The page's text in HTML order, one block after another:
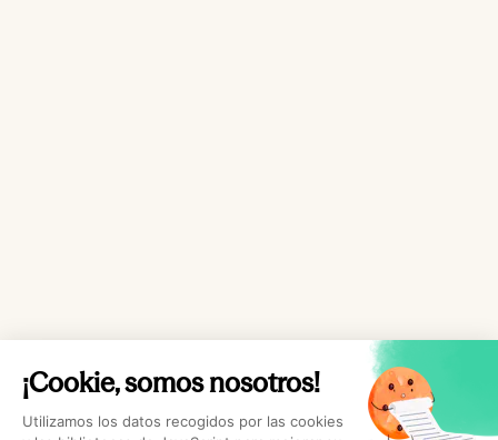
¡Cookie, somos nosotros!
Utilizamos los datos recogidos por las cookies